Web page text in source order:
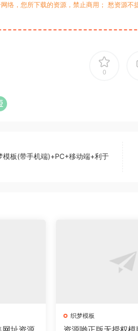
络，您所下载的资源，禁止商用； 愁资源
0
模板(带手机端)+PC+移动端+利于
织梦模板